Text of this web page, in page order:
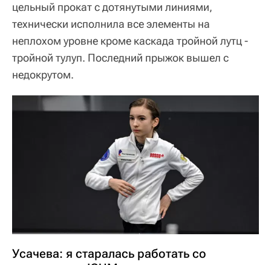
цельный прокат с дотянутыми линиями,
технически исполнила все элементы на
неплохом уровне кроме каскада тройной лутц -
тройной тулуп. Последний прыжок вышел с
недокрутом.
Усачева: я старалась работать со